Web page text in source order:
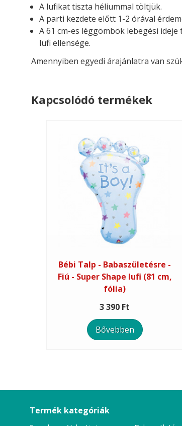
A lufikat tiszta héliummal töltjük.
A parti kezdete előtt 1-2 órával
A 61 cm-es léggömbök lebegési
lufi ellensége.
Amennyiben egyedi árajánlatra van
Kapcsolódó termékek
Bébi Talp - Babaszületésre -
Fiú - Super Shape lufi (81 cm,
fólia)
3 390 Ft
Bővebben
Termék kategóriák